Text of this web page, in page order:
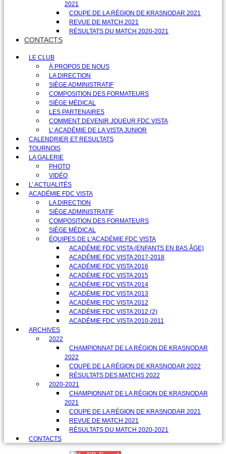
2021
COUPE DE LA RÉGION DE KRASNODAR 2021
REVUE DE MATCH 2021
RÉSULTATS DU MATCH 2020-2021
CONTACTS
LE CLUB
À PROPOS DE NOUS
LA DIRECTION
SIÈGE ADMINISTRATIF
COMPOSITION DES FORMATEURS
SIÈGE MÉDICAL
LES PARTENAIRES
COMMENT DEVENIR JOUEUR FDC VISTA
L’ ACADÉMIE DE LA VISTA JUNIOR
CALENDRIER ET RESULTATS
TOURNOIS
LA GALERIE
PHOTO
VIDÉO
L’ ACTUALITÉS
ACADÉMIE FDC VISTA
LA DIRECTION
SIÈGE ADMINISTRATIF
COMPOSITION DES FORMATEURS
SIÈGE MÉDICAL
ÉQUIPES DE L'ACADÉMIE FDC VISTA
ACADÉMIE FDC VISTA (ENFANTS EN BAS ÂGE)
ACADÉMIE FDC VISTA 2017-2018
ACADÉMIE FDC VISTA 2016
ACADÉMIE FDC VISTA 2015
ACADÉMIE FDC VISTA 2014
ACADÉMIE FDC VISTA 2013
ACADÉMIE FDC VISTA 2012
ACADÉMIE FDC VISTA 2012 (2)
ACADÉMIE FDC VISTA 2010-2011
ARCHIVES
2022
CHAMPIONNAT DE LA RÉGION DE KRASNODAR
2022
COUPE DE LA RÉGION DE KRASNODAR 2022
RÉSULTATS DES MATCHS 2022
2020-2021
CHAMPIONNAT DE LA RÉGION DE KRASNODAR
2021
COUPE DE LA RÉGION DE KRASNODAR 2021
REVUE DE MATCH 2021
RÉSULTATS DU MATCH 2020-2021
CONTACTS